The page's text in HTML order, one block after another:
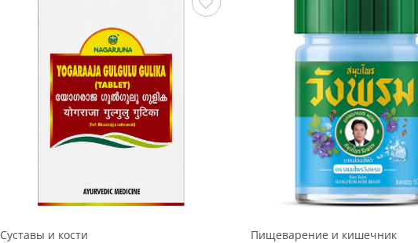
Суставы и кости Пищеварение и кишечник